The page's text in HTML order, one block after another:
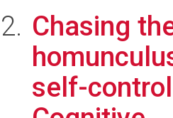
Chasing
self-